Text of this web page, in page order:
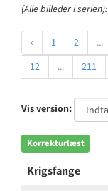
(Alle billeder i serien):
‹ 1 2 ...
12
... 211
Vis version:
Korrekturlæst
Krigsfange